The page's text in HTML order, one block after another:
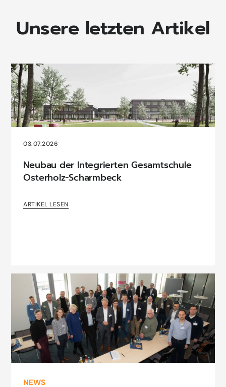
Unsere letzten Artikel
03.07.2026
Neubau der Integrierten Gesamtschule
Osterholz-Scharmbeck
ARTIKEL LESEN
NEWS